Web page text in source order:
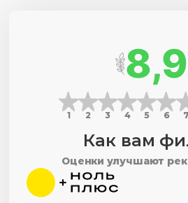
8,9
1 2 3 4 5 6 7
Как вам
Оценки улучшают